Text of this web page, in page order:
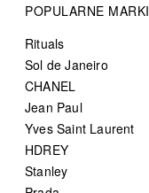
POPULARNE MARKI
Rituals
Sol de Janeiro
CHANEL
Jean Paul
Yves Saint Laurent
HDREY
Stanley